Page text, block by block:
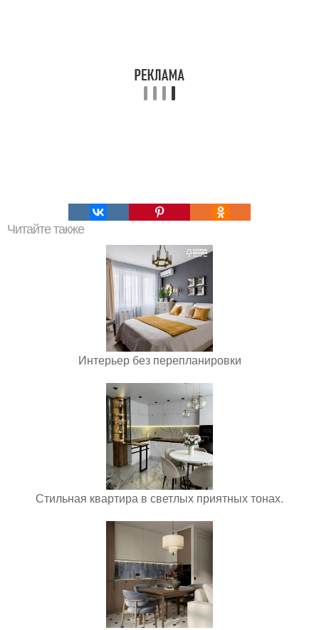
Читайте также
Интерьер без перепланировки
Стильная квартира в светлых приятных тонах.